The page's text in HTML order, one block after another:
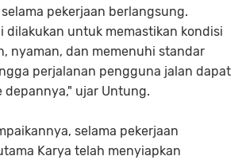
pekerjaan berlangsung.
dilakukan untuk memastikan kondisi
nyaman, dan memenuhi standar
perjalanan pengguna jalan dapat
depannya," ujar Untung.
selama pekerjaan
Karya telah menyiapkan